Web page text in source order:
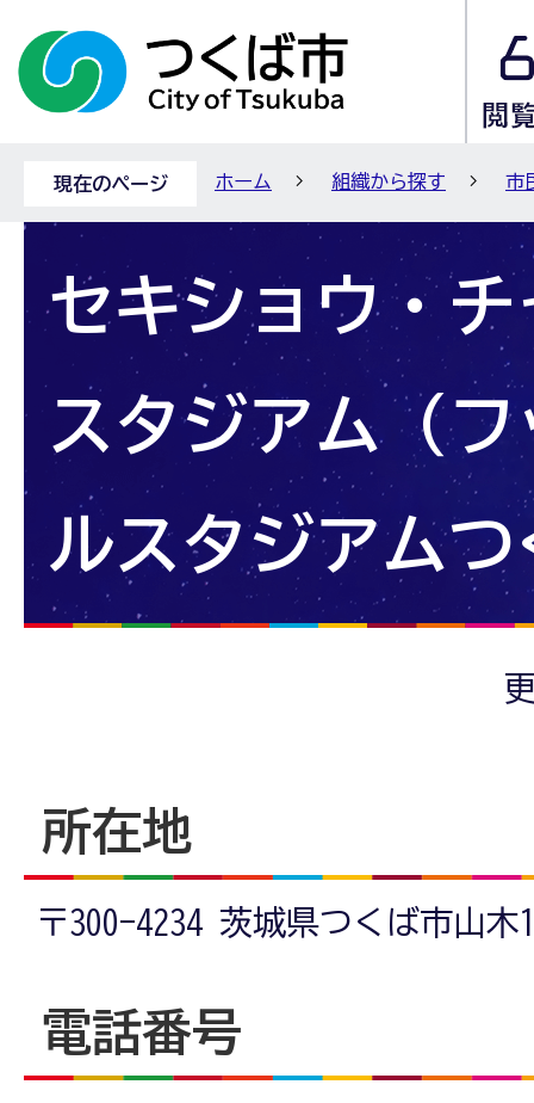
現在のページ ホーム 組織から探す 市
セキショウ・チ
スタジアム（
ルスタジアムつ
所在地
〒300-4234 茨城県つくば市山木
電話番号